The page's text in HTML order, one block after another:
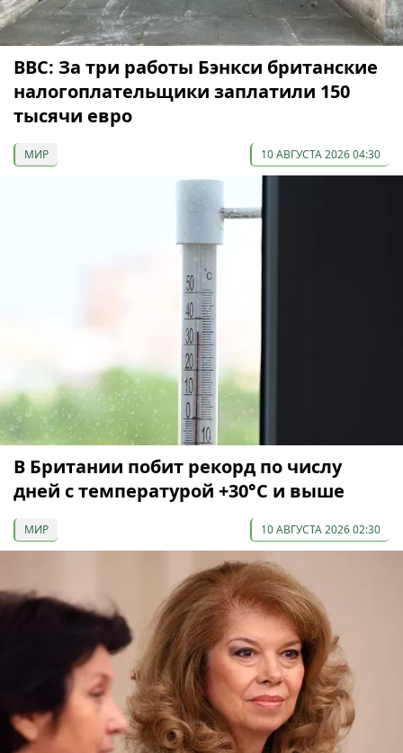
ВВС: За три работы Бэнкси британские
налогоплательщики заплатили 150
тысячи евро
МИР 10 АВГУСТА 2026 04:30
В Британии побит рекорд по числу
дней с температурой +30°C и выше
МИР 10 АВГУСТА 2026 02:30